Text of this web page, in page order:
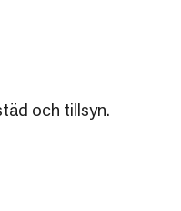
och tillsyn.